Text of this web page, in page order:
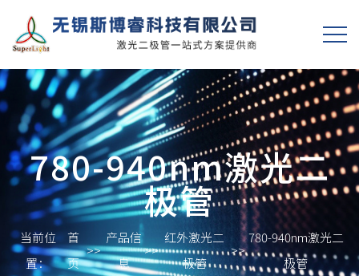
780-940nm激光二
极管
当前位
置：
首
页
>>
产品信
息
>>
红外激光二
极管
>>
780-940nm激光二
极管